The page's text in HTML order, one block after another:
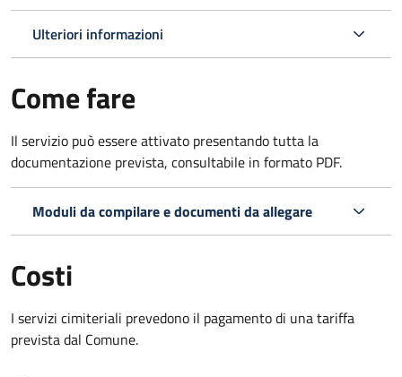
Ulteriori informazioni
Come fare
Il servizio può essere attivato presentando tutta la
documentazione prevista, consultabile in formato PDF.
Moduli da compilare e documenti da allegare
Costi
I servizi cimiteriali prevedono il pagamento di una tariffa
prevista dal Comune.